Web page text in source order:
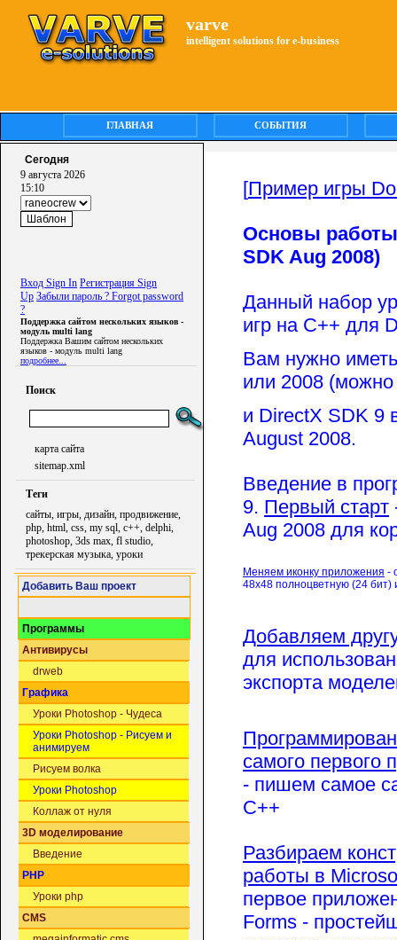
varve
intelligent solutions for e-business
ГЛАВНАЯ СОБЫТИЯ
Сегодня
9 августа 2026
15:10
Вход Sign In Регистрация Sign
Up Забыли пароль ? Forgot password
?
Поддержка сайтом нескольких языков -
модуль multi lang
Поддержка Вашим сайтом нескольких
языков - модуль multi lang
подробнее...
Поиск
карта сайта
sitemap.xml
Теги
сайты, игры, дизайн, продвижение,
php, html, css, my sql, c++, delphi,
photoshop, 3ds max, fl studio,
трекерская музыка, уроки
Добавить Ваш проект
Программы
Антивирусы
drweb
Графика
Уроки Photoshop - Чудеса
Уроки Photoshop - Рисуем и
анимируем
Рисуем волка
Уроки Photoshop
Коллаж от нуля
3D моделирование
Введение
PHP
Уроки php
CMS
[Пример игры
Основы работы
SDK Aug 2008)
Данный набор
игр на C++ для
Вам нужно
или 2008 (можно
и DirectX SDK 9
August 2008.
Введение в
9. Первый старт
Aug 2008 для
Меняем иконку приложения -
48х48 полноцветную (24 бит)
Добавляем
для
экспорта
самого первого
- пишем самое
C++
Разбираем
работы в
первое
Forms -